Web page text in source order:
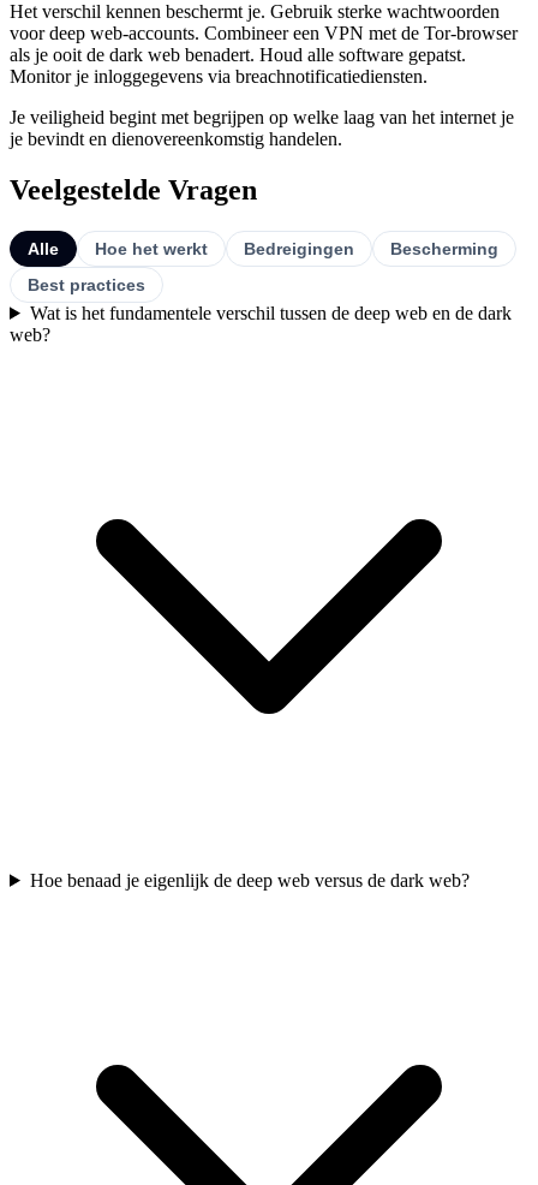
Het verschil kennen beschermt je. Gebruik sterke wachtwoorden
voor deep web-accounts. Combineer een VPN met de Tor-browser
als je ooit de dark web benadert. Houd alle software gepatst.
Monitor je inloggegevens via breachnotificatiediensten.
Je veiligheid begint met begrijpen op welke laag van het internet je
je bevindt en dienovereenkomstig handelen.
Veelgestelde Vragen
Alle Hoe het werkt Bedreigingen
Bescherming
Best practices
Wat is het fundamentele verschil tussen de deep web en de dark
web?
Hoe benaad je eigenlijk de deep web versus de dark web?